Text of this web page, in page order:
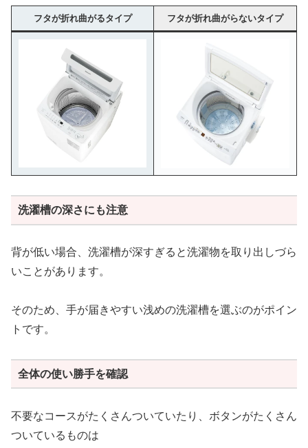
フタが折れ曲がるタイプ フタが折れ曲がらないタイプ
洗濯槽の深さにも注意
背が低い場合、洗濯槽が深すぎると洗濯物を取り出しづら
いことがあります。
そのため、手が届きやすい浅めの洗濯槽を選ぶのがポイン
トです。
全体の使い勝手を確認
不要なコースがたくさんついていたり、ボタンがたくさん
ついているものは